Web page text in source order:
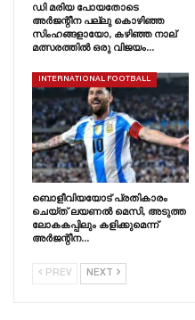
ഡി മരിയ പോയതോടെ
അർജന്റീന പല്ലു കൊഴിഞ്ഞ
സിംഹങ്ങളായോ, കഴിഞ്ഞ നാല്
മത്സരത്തിൽ ഒരു വിജയം…
INTERNATIONAL FOOTBALL
ബൊളീവിയയോട് പ്രതികാരം
ചെയ്‌ത്‌ ലയണൽ മെസി, അടുത്ത
ലോകകപ്പിലും കളിക്കുമെന്ന്
അർജന്റീന…
PREV NEXT